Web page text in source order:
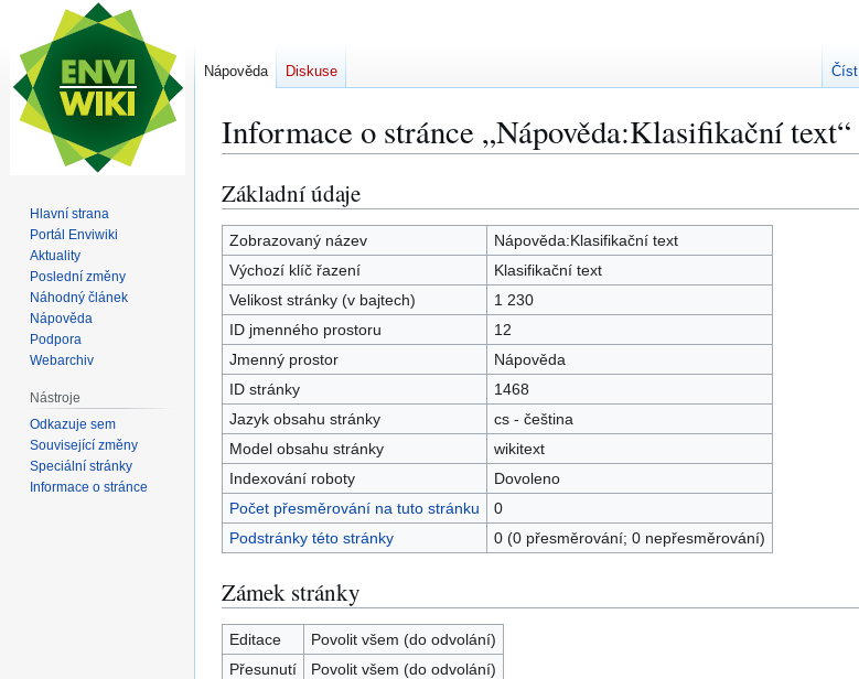
Informace o stránce „Nápověda:Klasifikační text“
Skočit
na
navigaci
Skočit
na
vyhledávání
Základní údaje
Zobrazovaný název
Nápověda:Klasifikační text
Výchozí klíč řazení
Klasifikační text
Velikost stránky (v bajtech)
1 230
ID jmenného prostoru
12
Jmenný prostor
Nápověda
ID stránky
1468
Jazyk obsahu stránky
cs - čeština
Model obsahu stránky
wikitext
Indexování roboty
Dovoleno
Počet přesměrování na tuto stránku
0
Podstránky této stránky
0 (0 přesměrování; 0 nepřesměrování)
Zámek stránky
Editace
Povolit všem (do odvolání)
Přesunutí
Povolit všem (do odvolání)
Nápověda Diskuse Číst
Hlavní strana
Portál Enviwiki
Aktuality
Poslední změny
Náhodný článek
Nápověda
Podpora
Webarchiv
Nástroje
Odkazuje sem
Související změny
Speciální stránky
Informace o stránce